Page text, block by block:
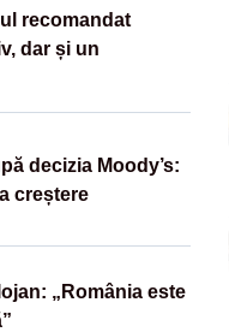
recomandat
dar și un
decizia Moody’s:
creștere
„România este